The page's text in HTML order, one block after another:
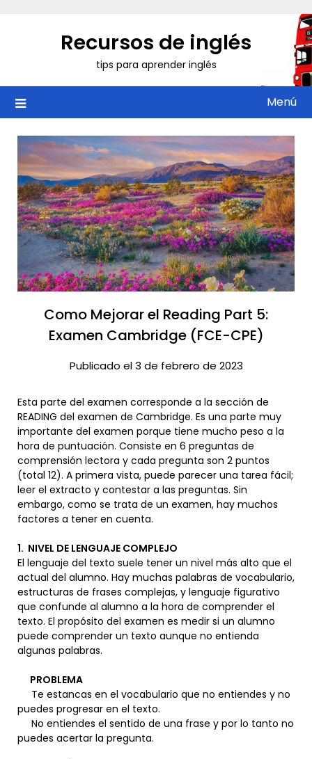
Recursos de inglés
tips para aprender inglés
Menú
Como Mejorar el Reading Part 5:
Examen Cambridge (FCE-CPE)
Publicado el 3 de febrero de 2023
Esta parte del examen corresponde a la sección de
READING del examen de Cambridge. Es una parte muy
importante del examen porque tiene mucho peso a la
hora de puntuación. Consiste en 6 preguntas de
comprensión lectora y cada pregunta son 2 puntos
(total 12). A primera vista, puede parecer una tarea fácil;
leer el extracto y contestar a las preguntas. Sin
embargo, como se trata de un examen, hay muchos
factores a tener en cuenta.
1. NIVEL DE LENGUAJE COMPLEJO
El lenguaje del texto suele tener un nivel más alto que el
actual del alumno. Hay muchas palabras de vocabulario,
estructuras de frases complejas, y lenguaje figurativo
que confunde al alumno a la hora de comprender el
texto. El propósito del examen es medir si un alumno
puede comprender un texto aunque no entienda
algunas palabras.
PROBLEMA
Te estancas en el vocabulario que no entiendes y no
puedes progresar en el texto.
No entiendes el sentido de una frase y por lo tanto no
puedes acertar la pregunta.